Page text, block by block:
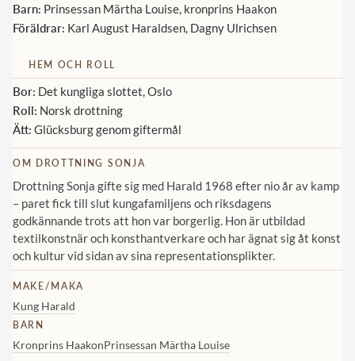
Nederländska kungahuset
Jordanska kungahuset
Luxemburgska storhertighuset
Japanska kejsarhuset
Thailändska kungahuset
Marockanska kungahuset
Monacos furstehus
Barn: Prinsessan Märtha Louise, kronprins Haakon
Föräldrar: Karl August Haraldsen, Dagny Ulrichsen
HEM OCH ROLL
Bor: Det kungliga slottet, Oslo
Roll: Norsk drottning
Ätt: Glücksburg genom giftermål
OM DROTTNING SONJA
Drottning Sonja gifte sig med Harald 1968 efter nio år av kamp
– paret fick till slut kungafamiljens och riksdagens
godkännande trots att hon var borgerlig. Hon är utbildad
textilkonstnär och konsthantverkare och har ägnat sig åt konst
och kultur vid sidan av sina representationsplikter.
MAKE/MAKA
Kung Harald
BARN
Kronprins HaakonPrinsessan Märtha Louise